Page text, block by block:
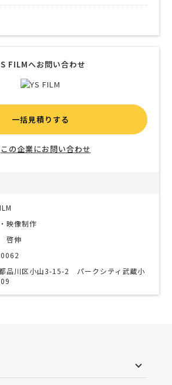
FILMへお問い合わせ
一括見積りする
この企業にお問い合わせ
映像制作
啓伸
品川区小山3-15-2 パークシティ武蔵小